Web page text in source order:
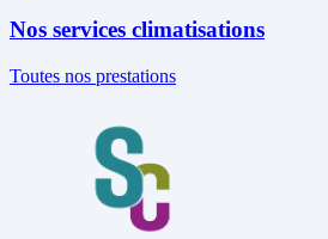
Nos services climatisations
Toutes nos prestations